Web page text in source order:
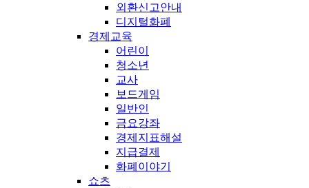
외환신고안내
디지털화폐
경제교육
어린이
청소년
교사
보드게임
일반인
금요강좌
경제지표해설
지급결제
화폐이야기
쇼츠